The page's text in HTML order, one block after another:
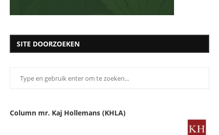
SITE DOORZOEKEN
Column mr. Kaj Hollemans (KHLA)